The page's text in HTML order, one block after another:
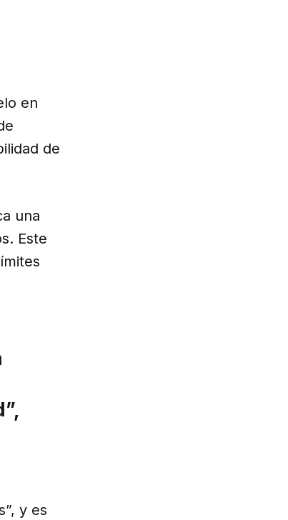
en
de
una
Este
y es